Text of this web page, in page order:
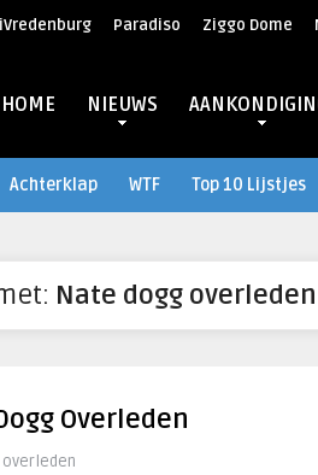
Paradiso Ziggo Dome
HOME NIEUWS
Achterklap WTF Top 10 Lijstjes
Nate dogg overleden
Overleden
overleden